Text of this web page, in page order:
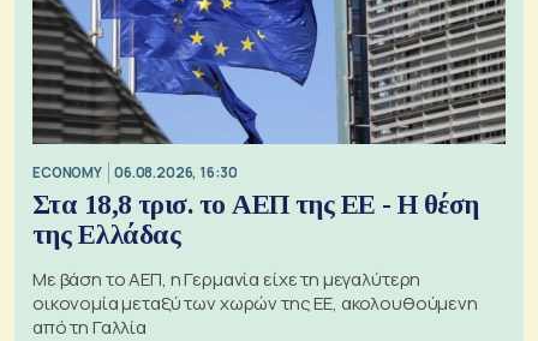
ECONOMY 06.08.2026, 16:30
Στα 18,8 τρισ. το ΑΕΠ της ΕΕ - Η θέση
της Ελλάδας
Με βάση το ΑΕΠ, η Γερμανία είχε τη μεγαλύτερη
οικονομία μεταξύ των χωρών της ΕΕ, ακολουθούμενη
από τη Γαλλία